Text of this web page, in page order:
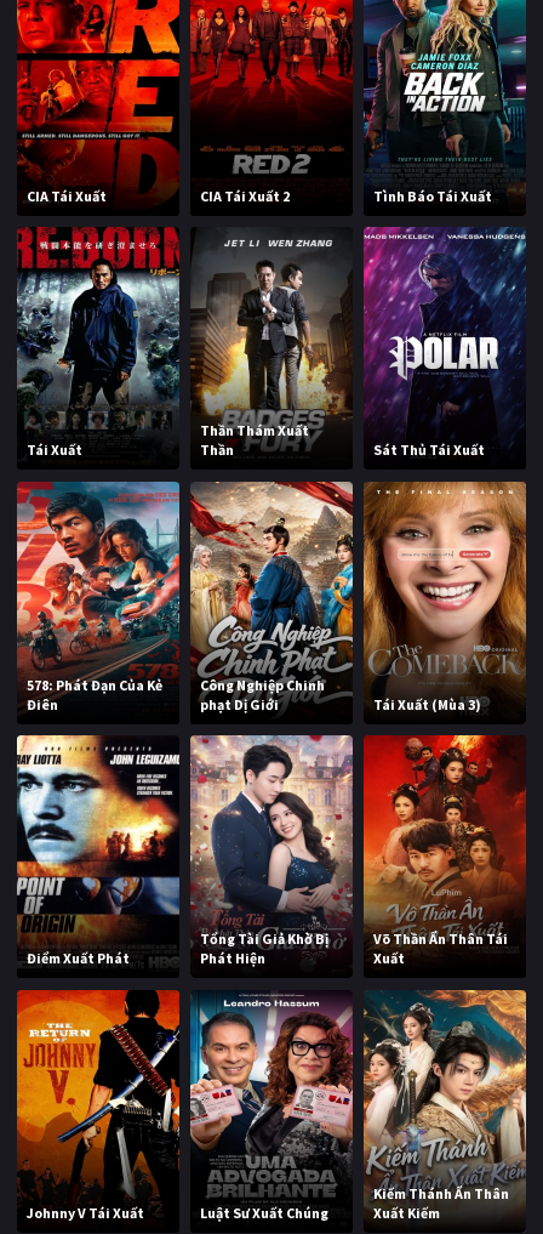
CIA Tái Xuất CIA Tái Xuất 2 Tình Báo Tái Xuất
Tái Xuất
Thần Thám Xuất
Thần
Sát Thủ Tái Xuất
578: Phát Đạn Của Kẻ
Điên
Công Nghiệp Chinh
phạt Dị Giới
Tái Xuất (Mùa 3)
Điểm Xuất Phát
Tổng Tài Giả Khờ Bị
Phát Hiện
Võ Thần Ẩn Thân Tái
Xuất
Johnny V Tái Xuất Luật Sư Xuất Chúng
Kiếm Thánh Ẩn Thân
Xuất Kiếm